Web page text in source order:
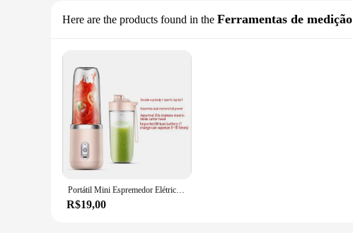
Here are the products found in the Ferramentas de medição
Portátil Mini Espremedor Elétrico Sem Fio, Liquidificador para Smoothies e Shakes, Copa para Esportes, Viagem, Camping, 400ml
R$19,00